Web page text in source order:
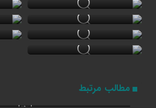
مطالب مرتبط
سفر معاون‌اجرایی رئیس‌جمهور به ایلام